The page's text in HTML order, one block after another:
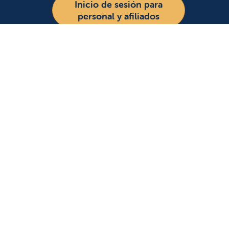
Inicio de sesión para
personal y afiliados